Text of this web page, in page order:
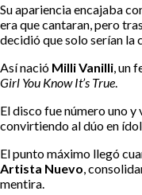
Su apariencia encajaba
era que cantaran, pero
decidió que solo serían la
Así nació Milli Vanilli , un
Girl You Know It’s True
El disco fue número uno y
convirtiendo al dúo en
El punto máximo llegó
Artista Nuevo ,
mentira.